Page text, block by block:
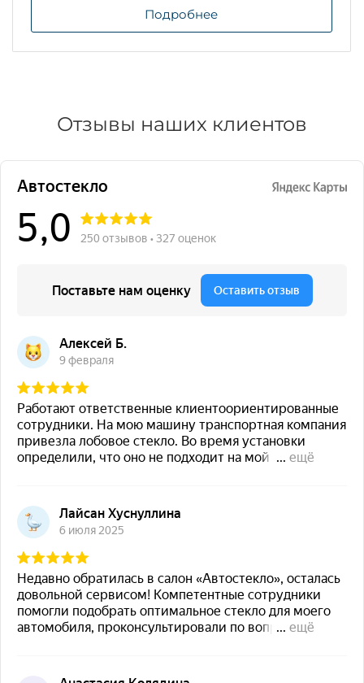
Подробнее
Отзывы наших клиентов